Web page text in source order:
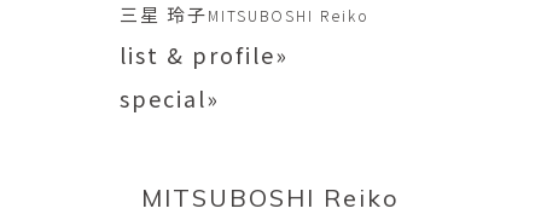
三星 玲子MITSUBOSHI Reiko
list & profile»
special»
MITSUBOSHI Reiko